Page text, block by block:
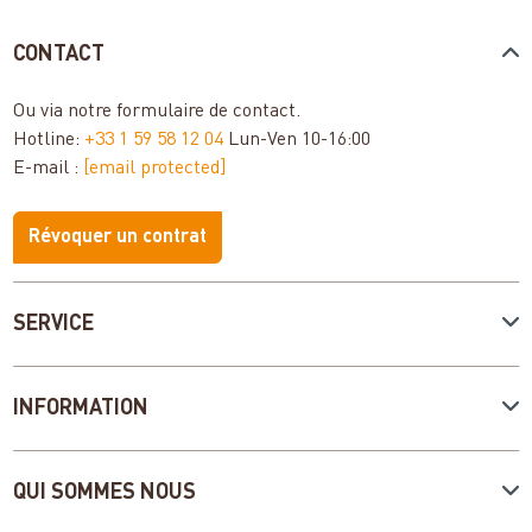
SERVICE
INFORMATION
QUI SOMMES NOUS
CONTACT
Ou via notreformulaire de contact.
Hotline: +33 1 59 58 12 04 Lun-Ven 10-16:00
E-mail :
[email protected]
Révoquer un contrat